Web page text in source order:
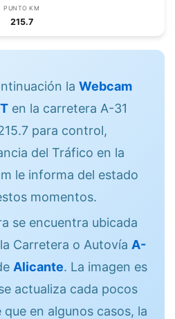
PUNTO KM
215.7
la Webcam
en la carretera A-31
para control,
del Tráfico en la
le informa del estado
momentos.
se encuentra ubicada
Carretera o Autovía A-
Alicante. La imagen es
actualiza cada pocos
en algunos casos, la